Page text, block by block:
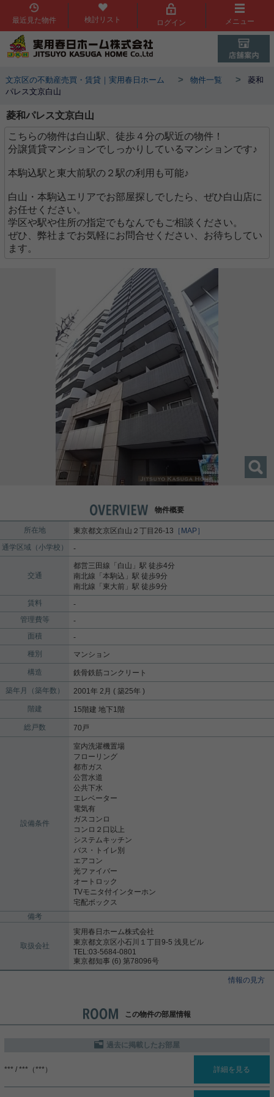
最近見た物件 検討リスト ログイン メニュー
文京区の不動産売買・賃貸｜実用春日ホーム > 物件一覧 >
菱和
パレス文京白山
菱和パレス文京白山
こちらの物件は白山駅、徒歩４分の駅近の物件！
分譲賃貸マンションでしっかりしているマンションです♪
本駒込駅と東大前駅の２駅の利用も可能♪
白山・本駒込エリアでお部屋探しでしたら、ぜひ白山店に
お任せください。
学区や駅や住所の指定でもなんでもご相談ください。
ぜひ、弊社までお気軽にお問合せください、お待ちしてい
ます。
物件概要
所在地 東京都文京区白山 ２丁目26-13 ［MAP］
通学区域（小学校）
-
交通
都営三田線 「白山 」駅 徒歩4分
南北線 「本駒込 」駅 徒歩9分
南北線 「東大前 」駅 徒歩9分
賃料
-
管理費等
-
面積
-
種別
マンション
構造 鉄骨鉄筋コンクリート
築年月（築年数） 2001年 2月 ( 築25年 )
階建 15階建 地下1階
総戸数 70戸
設備条件
室内洗濯機置場
フローリング
都市ガス
公営水道
公共下水
エレベーター
電気有
ガスコンロ
コンロ２口以上
システムキッチン
バス・トイレ別
エアコン
光ファイバー
オートロック
TVモニタ付インターホン
宅配ボックス
備考
取扱会社
実用春日ホーム株式会社
東京都文京区小石川１丁目9-5 浅見ビル
TEL:03-5684-0801
東京都知事 (6) 第78096号
情報の見方
この物件の部屋情報
過去に掲載したお部屋
*** / ***（***） 詳細を見る